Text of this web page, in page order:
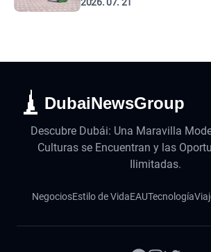
DubaiNewsGroup
Descubre Dubái: Una Maravilla
Culturas se Encuentran y las
Ilimitadas.
NegociosEstilo de VidaEAUTecnología